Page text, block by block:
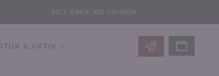
SEIT ÜBER 100 JAHREN
& AKTIV